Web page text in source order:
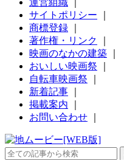
運営組織
サイトポリシー
商標登録
著作権・リンク
映画のなかの建築
おいしい映画祭
自転車映画祭
新着記事
掲載案内
お問い合わせ